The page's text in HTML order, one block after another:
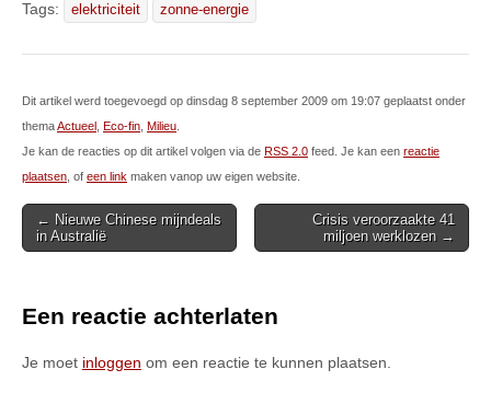
Tags: elektriciteit zonne-energie
Dit artikel werd toegevoegd op dinsdag 8 september 2009 om 19:07 geplaatst onder
themaActueel Eco-fin Milieu
Je kan de reacties op dit artikel volgen via de RSS 2.0 feed. Je kan een reactie
plaatsen , of een link maken vanop uw eigen website.
Post
navigation
← Nieuwe Chinese mijndeals
in Australië
Crisis veroorzaakte 41
miljoen werklozen →
Een reactie achterlaten
Je moet inloggen om een reactie te kunnen plaatsen.